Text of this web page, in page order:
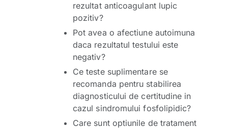
rezultat anticoagulant lupic
pozitiv?
Pot avea o afectiune autoimuna
daca rezultatul testului este
negativ?
Ce teste suplimentare se
recomanda pentru stabilirea
diagnosticului de certitudine in
cazul sindromului fosfolipidic?
Care sunt optiunile de tratament